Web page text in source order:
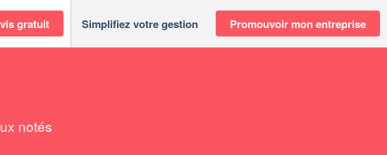
gratuit Simplifiez votre gestion Promouvoir mon entreprise
notés